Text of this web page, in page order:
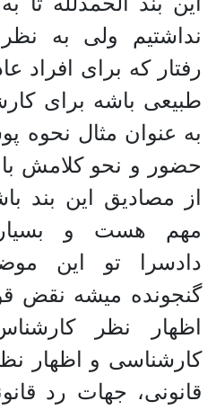
نداشتیم ولی به
رفتار که برای افراد
طبیعی باشه برای
به عنوان مثال نحوه
حضور و نحو کلامش با
مهم هست و
دادسرا تو این
گنجونده میشه نقض
کارشناسی و اظهار
قانونی، جهات رد